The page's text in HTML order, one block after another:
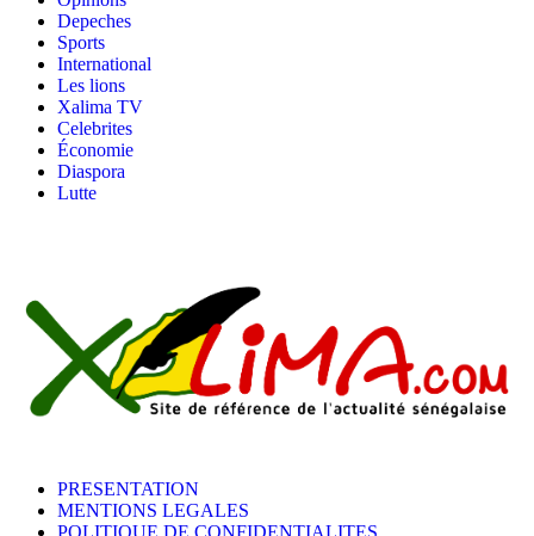
Depeches
Sports
International
Les lions
Xalima TV
Celebrites
Économie
Diaspora
Lutte
PRESENTATION
MENTIONS LEGALES
POLITIQUE DE CONFIDENTIALITES